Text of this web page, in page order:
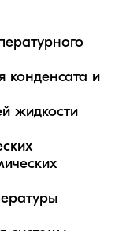
конденсата и
жидкости